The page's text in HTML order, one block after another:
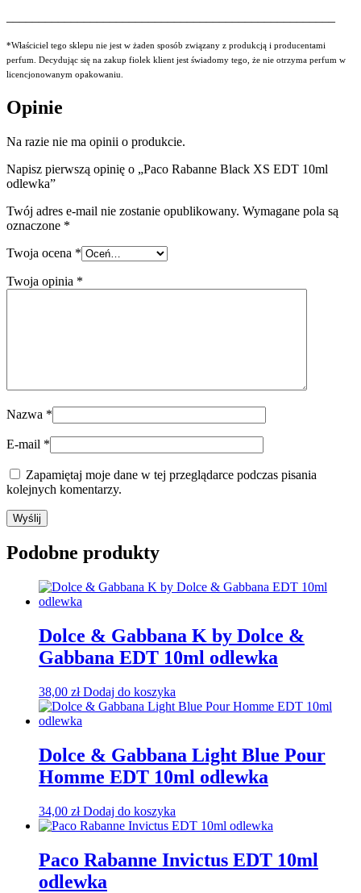
*Właściciel tego sklepu nie jest w żaden sposób związany z produkcją i producentami
perfum. Decydując się na zakup fiolek klient jest świadomy tego, że nie otrzyma perfum w
licencjonowanym opakowaniu.
Opinie
Na razie nie ma opinii o produkcie.
Napisz pierwszą opinię o „Paco Rabanne Black XS EDT 10ml
odlewka”
Twój adres e-mail nie zostanie opublikowany. Wymagane pola są
oznaczone *
Twoja ocena *
Twoja opinia *
Nazwa *
E-mail *
Zapamiętaj moje dane w tej przeglądarce podczas pisania
kolejnych komentarzy.
Podobne produkty
Dolce & Gabbana K by Dolce &
Gabbana EDT 10ml odlewka
38,00 zł Dodaj do koszyka
Dolce & Gabbana Light Blue Pour
Homme EDT 10ml odlewka
34,00 zł Dodaj do koszyka
Paco Rabanne Invictus EDT 10ml
odlewka